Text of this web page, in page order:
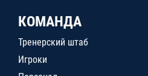
КОМАНДА
Тренерский штаб
Игроки